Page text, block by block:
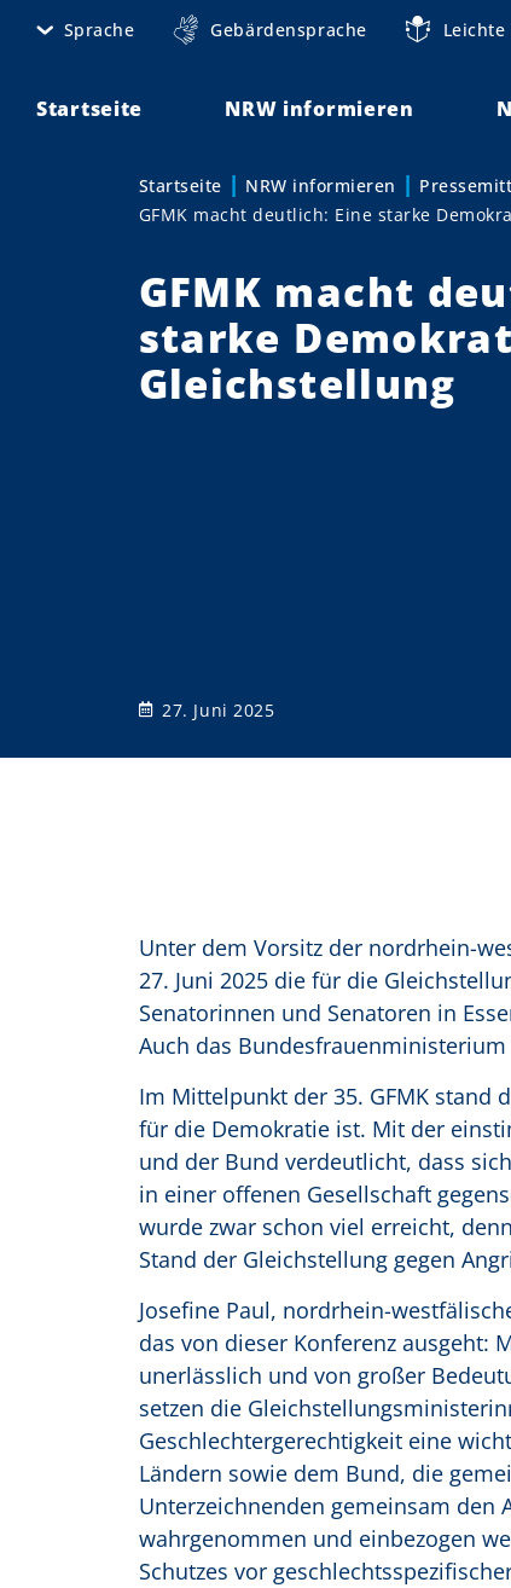
Sprache Gebärdensprache Leichte
Startseite NRW informieren
Sie sind hier:
Startseite NRW informieren
GFMK macht deutlich: Eine starke
GFMK macht
starke
Gleichstellung
27. Juni 2025
Unter dem Vorsitz der nordrhein-
27. Juni 2025 die für die
Senatorinnen und Senatoren in
Auch das
Im Mittelpunkt der 35. GFMK stand
für die Demokratie ist. Mit der
und der Bund verdeutlicht, dass
in einer offenen Gesellschaft
wurde zwar schon viel erreicht,
Stand der Gleichstellung gegen
Josefine Paul, nordrhein-
das von dieser Konferenz ausgeht:
unerlässlich und von großer
setzen die
Geschlechtergerechtigkeit eine
Ländern sowie dem Bund, die
Unterzeichnenden gemeinsam den
wahrgenommen und einbezogen
Schutzes vor